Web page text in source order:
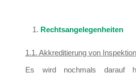
Rechtsangelegenheiten
1.1. Akkreditierung von
Es wird nochmals darauf